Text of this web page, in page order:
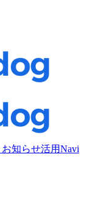
お知らせ活用Navi